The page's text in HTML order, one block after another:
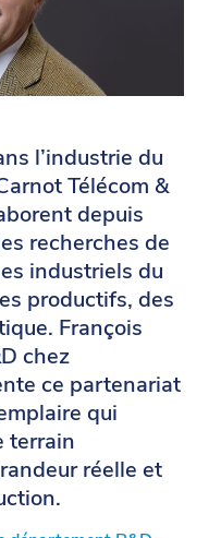
l’industrie du
Télécom &
depuis
recherches de
industriels du
productifs, des
François
chez
ce partenariat
qui
terrain
réelle et